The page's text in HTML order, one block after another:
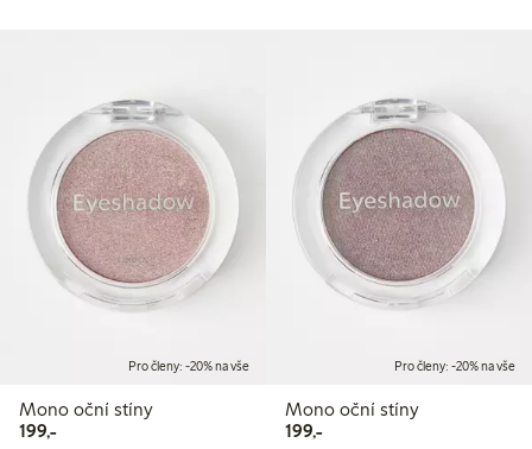
Pro členy: -20% na vše
Mono oční stíny
199,-199,00 Kč
Pro členy: -20% na vše
Mono oční stíny
199,-199,00 Kč